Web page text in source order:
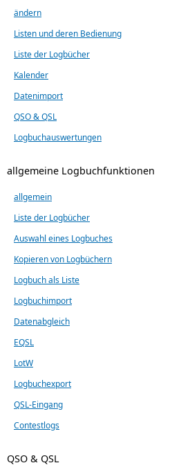
ändern
Listen und deren Bedienung
Liste der Logbücher
Kalender
Datenimport
QSO & QSL
Logbuchauswertungen
allgemeine Logbuchfunktionen
allgemein
Liste der Logbücher
Auswahl eines Logbuches
Kopieren von Logbüchern
Logbuch als Liste
Logbuchimport
Datenabgleich
EQSL
LotW
Logbuchexport
QSL-Eingang
Contestlogs
QSO & QSL